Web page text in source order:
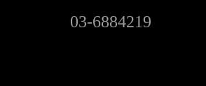
03-6884219